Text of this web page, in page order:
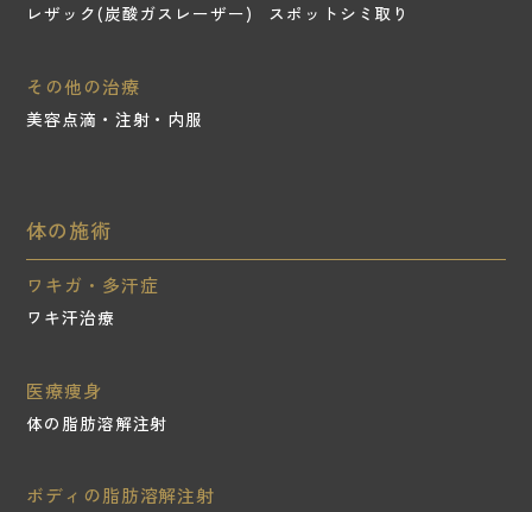
レザック(炭酸ガスレーザー) スポットシミ取り
その他の治療
美容点滴・注射・内服
体の施術
ワキガ・多汗症
ワキ汗治療
医療痩身
体の脂肪溶解注射
ボディの脂肪溶解注射